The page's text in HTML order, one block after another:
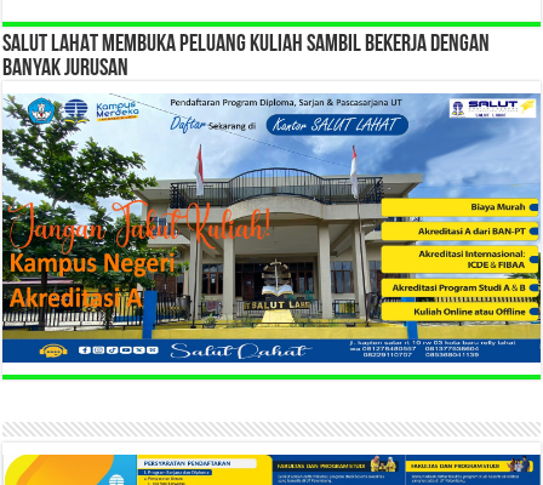
SALUT LAHAT MEMBUKA PELUANG KULIAH SAMBIL BEKERJA DENGAN
BANYAK JURUSAN